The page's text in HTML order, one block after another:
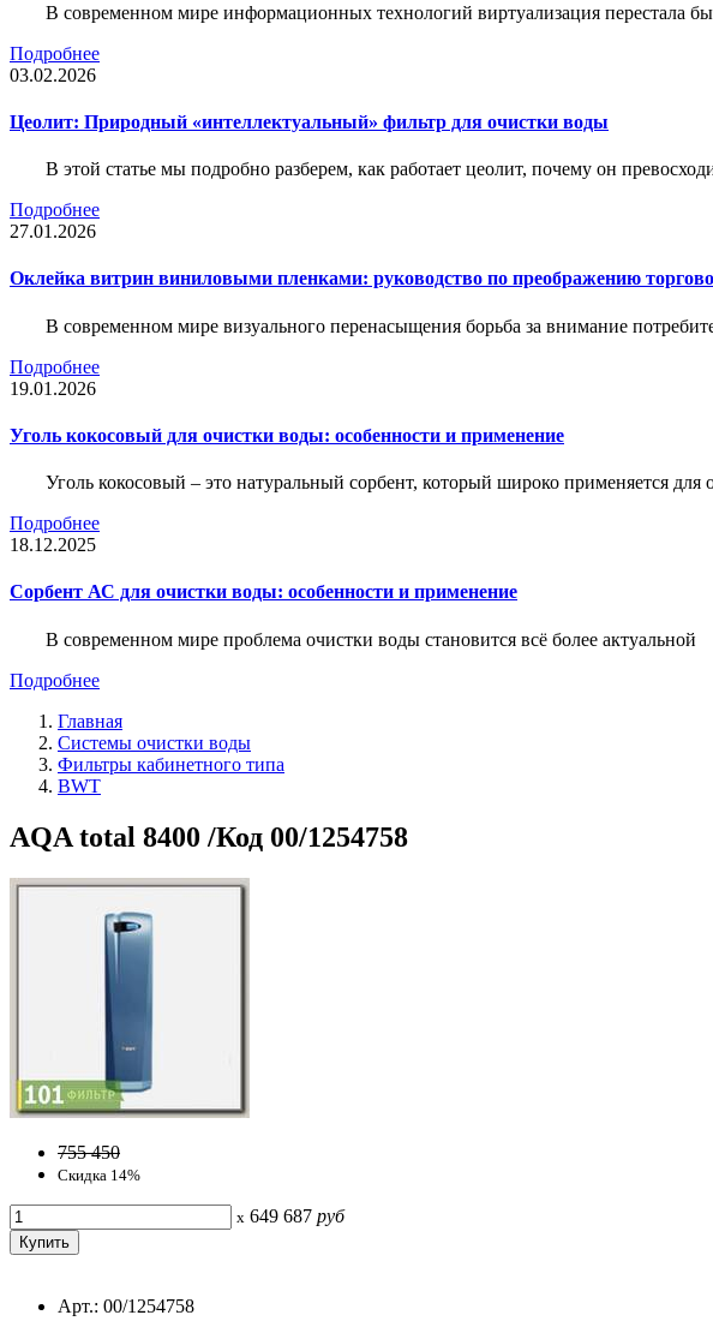
В современном мире информационных технологий виртуализация перестала
Подробнее
03.02.2026
Цеолит: Природный «интеллектуальный» фильтр для очистки воды
В этой статье мы подробно разберем, как работает цеолит, почему он
Подробнее
27.01.2026
Оклейка витрин виниловыми пленками: руководство по преображению
В современном мире визуального перенасыщения борьба за внимание
Подробнее
19.01.2026
Уголь кокосовый для очистки воды: особенности и применение
Уголь кокосовый – это натуральный сорбент, который широко применяется для
Подробнее
18.12.2025
Сорбент АС для очистки воды: особенности и применение
В современном мире проблема очистки воды становится всё более актуальной
Подробнее
Главная
Системы очистки воды
Фильтры кабинетного типа
BWT
AQA total 8400 /Код 00/1254758
755 450
Скидка 14%
x 649 687 руб
Арт.: 00/1254758